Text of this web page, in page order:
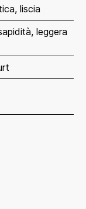
liscia
leggera